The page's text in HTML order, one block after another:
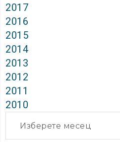
2017
2016
2015
2014
2013
2012
2011
2010